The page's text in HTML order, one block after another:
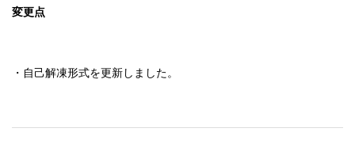
変更点
・自己解凍形式を更新しました。